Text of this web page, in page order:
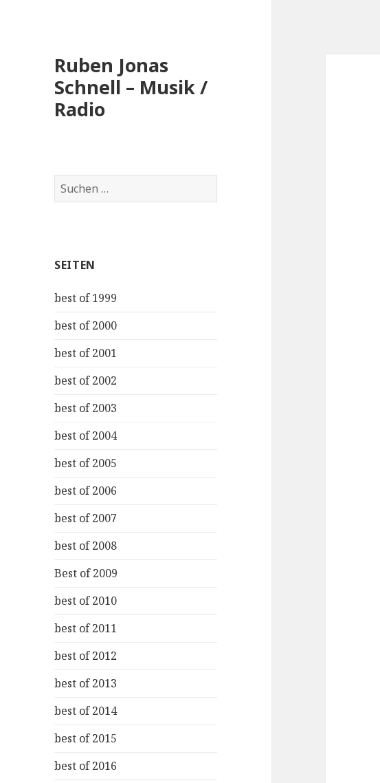
Ruben Jonas
Schnell – Musik /
Radio
Suche
nach:
SEITEN
best of 1999
best of 2000
best of 2001
best of 2002
best of 2003
best of 2004
best of 2005
best of 2006
best of 2007
best of 2008
Best of 2009
best of 2010
best of 2011
best of 2012
best of 2013
best of 2014
best of 2015
best of 2016